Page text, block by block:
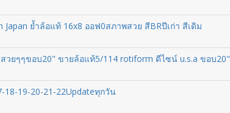
Japan ย้ำล้อแท้ 16x8 ออฟ0สภาพสวย สีBRปีเก่า สีเดิม
วยๆๆขอบ20" ขายล้อแท้5/114 rotiform ดีไซน์ u.s.a ขอบ20"
18-19-20-21-22Updateทุกวัน